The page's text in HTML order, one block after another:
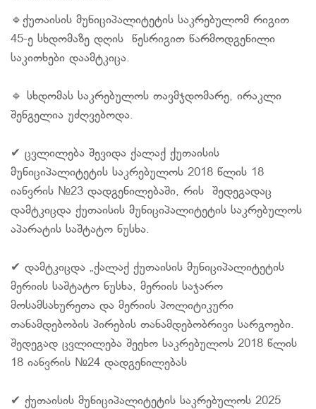
🔹ქუთაისის მუნიციპალიტეტის საკრებულომ რიგით
45-ე სხდომაზე დღის წესრიგით წარმოდგენილი
საკითხები დაამტკიცა.
🔹 სხდომას საკრებულოს თავმჯდომარე, ირაკლი
შენგელია უძღვებოდა.
✔ ცვლილება შევიდა ქალაქ ქუთაისის
მუნიციპალიტეტის საკრებულოს 2018 წლის 18
იანვრის №23 დადგენილებაში, რის შედეგადაც
დამტკიცდა ქუთაისის მუნიციპალიტეტის საკრებულოს
აპარატის საშტატო ნუსხა.
✔ დამტკიცდა „ქალაქ ქუთაისის მუნიციპალიტეტის
მერიის საშტატო ნუსხა, მერიის საჯარო
მოსამსახურეთა და მერიის პოლიტიკური
თანამდებობის პირების თანამდებობრივი სარგოები.
შედეგად ცვლილება შეეხო საკრებულოს 2018 წლის
18 იანვრის №24 დადგენილებას
✔ ქუთაისის მუნიციპალიტეტის საკრებულოს 2025